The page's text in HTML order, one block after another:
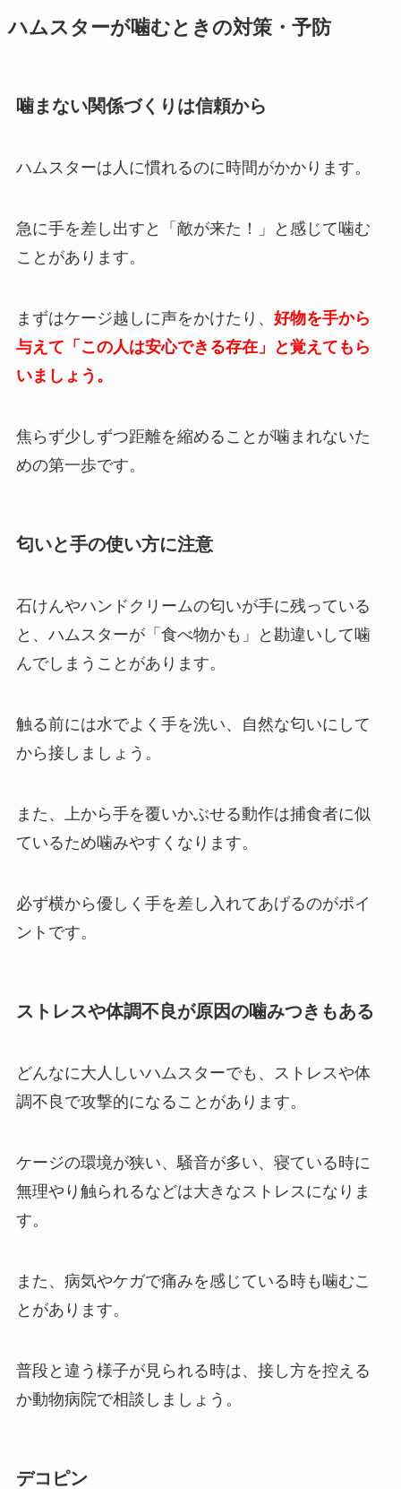
ハムスターが噛むときの対策・予防
噛まない関係づくりは信頼から
ハムスターは人に慣れるのに時間がかかります。
急に手を差し出すと「敵が来た！」と感じて噛む
ことがあります。
まずはケージ越しに声をかけたり、 好物を手から
与えて「この人は安心できる存在」と覚えてもら
いましょう。
焦らず少しずつ距離を縮めることが噛まれないた
めの第一歩です。
匂いと手の使い方に注意
石けんやハンドクリームの匂いが手に残っている
と、ハムスターが「食べ物かも」と勘違いして噛
んでしまうことがあります。
触る前には水でよく手を洗い、自然な匂いにして
から接しましょう。
また、上から手を覆いかぶせる動作は捕食者に似
ているため噛みやすくなります。
必ず横から優しく手を差し入れてあげるのがポイ
ントです。
ストレスや体調不良が原因の噛みつきもある
どんなに大人しいハムスターでも、ストレスや体
調不良で攻撃的になることがあります。
ケージの環境が狭い、騒音が多い、寝ている時に
無理やり触られるなどは大きなストレスになりま
す。
また、病気やケガで痛みを感じている時も噛むこ
とがあります。
普段と違う様子が見られる時は、接し方を控える
か動物病院で相談しましょう。
デコピン